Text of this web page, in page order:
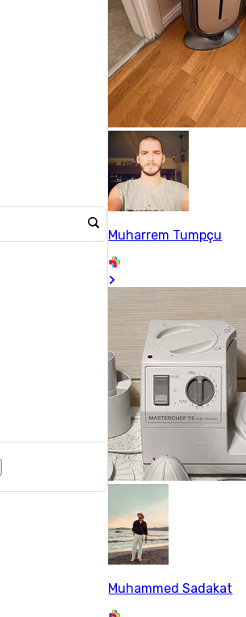
Muharrem Tumpçu
Muhammed Sadakat